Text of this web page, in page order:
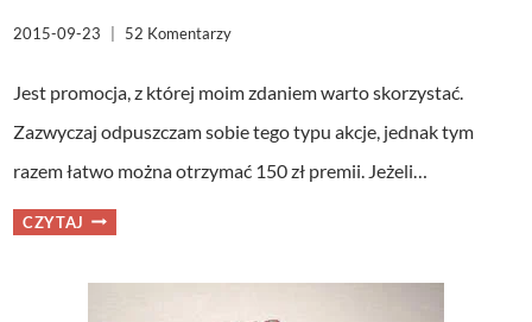
2015-09-23 52 Komentarzy
Jest promocja, z której moim zdaniem warto skorzystać.
Zazwyczaj odpuszczam sobie tego typu akcje, jednak tym
razem łatwo można otrzymać 150 zł premii. Jeżeli…
CZYTAJ 150
ZŁ
W